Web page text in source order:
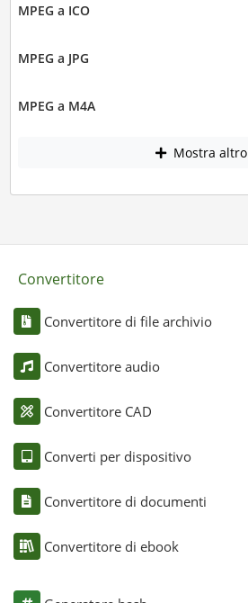
MPEG a ICO
MPEG a JPG
MPEG a M4A
Mostra altro
Convertitore
Convertitore di file archivio
Convertitore audio
Convertitore CAD
Converti per dispositivo
Convertitore di documenti
Convertitore di ebook